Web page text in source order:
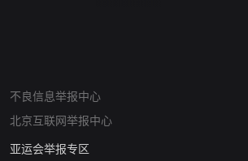
不良信息举报中心
北京互联网举报中心
算法推荐专项举报
亚运会举报专区